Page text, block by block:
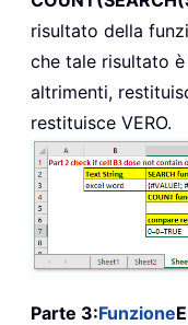
risultato della
che tale risultato è
altrimenti,
restituisce VERO.
Parte 3:FunzioneE